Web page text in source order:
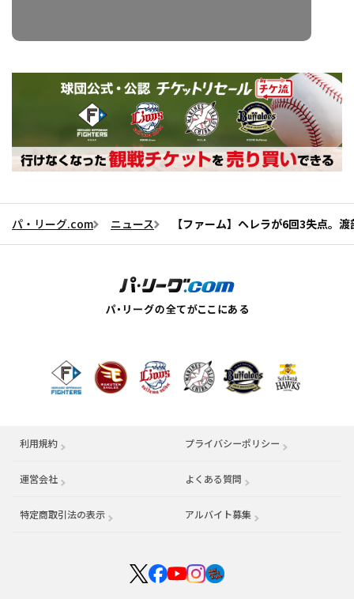
パ・リーグ.com ニュース 【ファーム】ヘレラが6回3失点。
利用規約 プライバシーポリシー
運営会社 （別ウィンドウで開く） よくある質問
特定商取引法の表示 アルバイト募集 （別ウィンドウで開く